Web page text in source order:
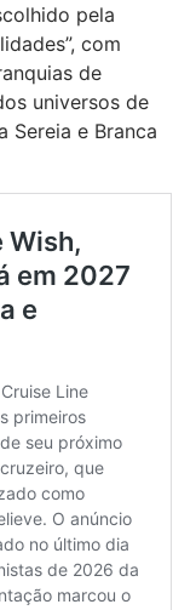
pela
com
de
universos de
Sereia e Branca